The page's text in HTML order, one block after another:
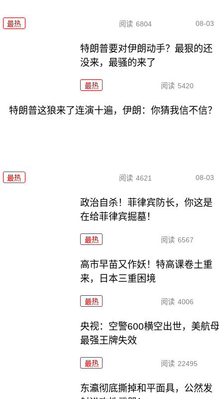
最热 阅读 6804 08-03
特朗普要对伊朗动手？最狠的还
没来，最骚的来了
最热 阅读 5420
特朗普这狼来了连演十遍，伊朗：你猜我信不信？
最热 阅读 4621 08-03
政治自杀！菲律宾防长，你这是
在给菲律宾掘墓！
最热 阅读 6567
高市早苗又作妖！特高课卷土重
来，日本三重困境
最热 阅读 4006
央视：空警600横空出世，美航母
最强王牌失效
最热 阅读 22495
东瀛彻底撕掉和平面具，公然发